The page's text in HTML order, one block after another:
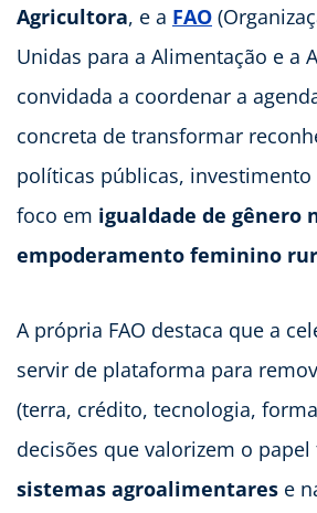
Agricultora, e a FAO
Unidas para a Alimentação e a
convidada a coordenar a
concreta de transformar
políticas públicas, investimento
foco em igualdade de gênero
empoderamento feminino
A própria FAO destaca que a
servir de plataforma para
(terra, crédito, tecnologia,
decisões que valorizem o
sistemas agroalimentares e